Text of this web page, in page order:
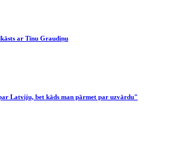
ar Tīnu Graudiņu
Latviju, bet kāds man pārmet par uzvārdu"